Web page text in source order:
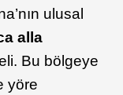
ulusal
alla
Bu bölgeye
yöre